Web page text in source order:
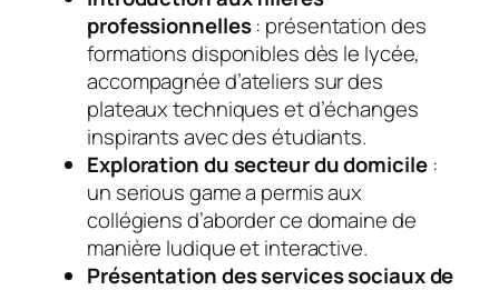
professionnelles: présentation des
formations disponibles dès le lycée,
accompagnée d’ateliers sur des
plateaux techniques et d’échanges
inspirants avec des étudiants.
Exploration du secteur du domicile:
un serious game a permis aux
collégiens d’aborder ce domaine de
manière ludique et interactive.
Présentation des services sociaux de